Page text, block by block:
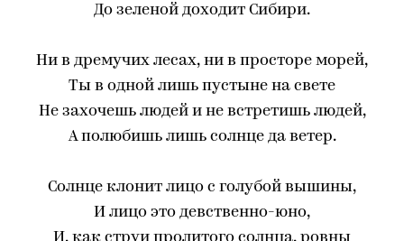
До зеленой доходит Сибири.
Ни в дремучих лесах, ни в просторе морей,
Ты в одной лишь пустыне на свете
Не захочешь людей и не встретишь людей,
А полюбишь лишь солнце да ветер.
Солнце клонит лицо с голубой вышины,
И лицо это девственно-юно,